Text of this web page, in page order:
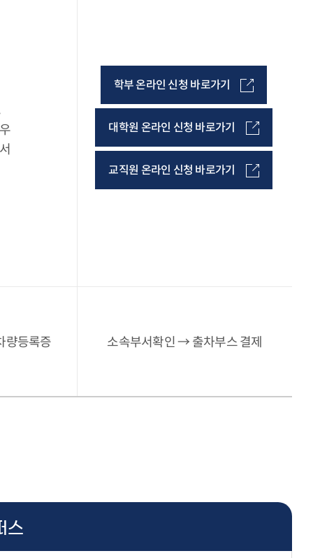
학부 온라인 신청 바로가기
대학원 온라인 신청 바로가기
교직원 온라인 신청 바로가기
량등록증 소속부서확인 → 출차부스 결제
스